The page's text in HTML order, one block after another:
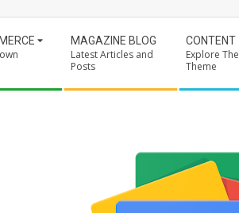
MAGAZINE BLOG
Latest Articles and
Posts
CONTENT
Explore The
Theme